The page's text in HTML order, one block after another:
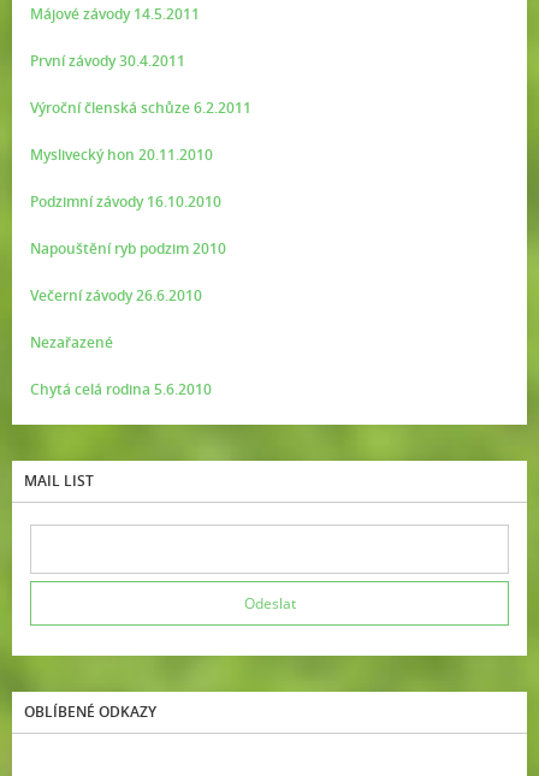
Májové závody 14.5.2011
První závody 30.4.2011
Výroční členská schůze 6.2.2011
Myslivecký hon 20.11.2010
Podzimní závody 16.10.2010
Napouštění ryb podzim 2010
Večerní závody 26.6.2010
Nezařazené
Chytá celá rodina 5.6.2010
MAIL LIST
OBLÍBENÉ ODKAZY